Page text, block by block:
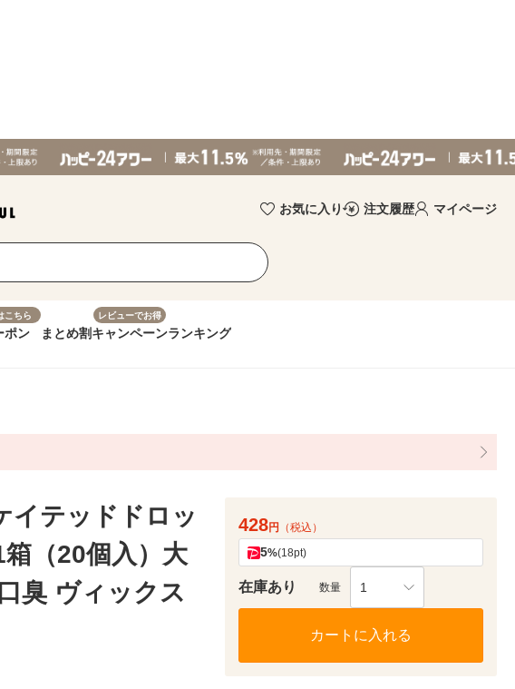
お気に入り 注文履歴 マイページ
こちら
ポン まとめ割
レビューでお得
キャンペーンランキング
イテッドドロッ
（20個入）大
臭 ヴィックス
428円 （税込）
5%(18pt)
在庫あり 数量 1
カートに入れる